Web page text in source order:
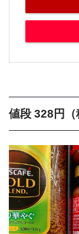
値段 328円（